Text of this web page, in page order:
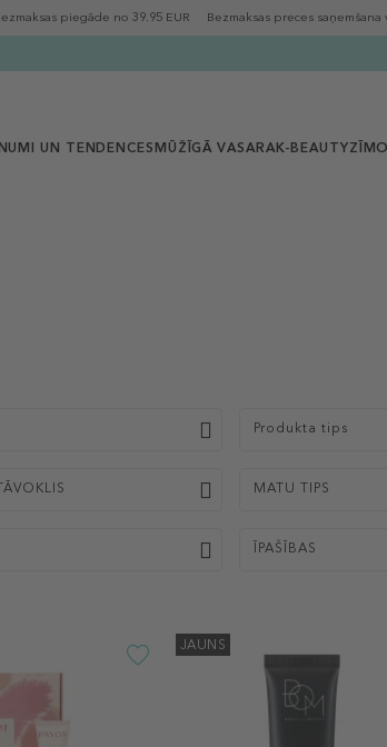
piegāde no 39.95 EUR Bezmaksas preces saņemšana
UN TENDENCES MŪŽĪGĀ VASARAK-BEAUTY
Produkta tips
MATU TIPS
ĪPAŠĪBAS
JAUNS